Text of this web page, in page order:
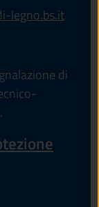
legno.bs.it
di